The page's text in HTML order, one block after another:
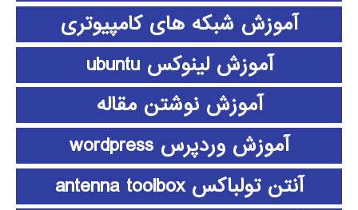
آموزش شبکه های کامپیوتری
آموزش لینوکس ubuntu
آموزش نوشتن مقاله
آموزش وردپرس wordpress
آنتن تولباکس antenna toolbox